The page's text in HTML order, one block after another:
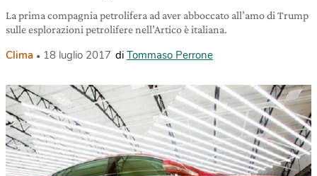
La prima compagnia petrolifera ad aver abboccato all’amo di Trump
sulle esplorazioni petrolifere nell’Artico è italiana.
Clima 18 luglio 2017 di Tommaso Perrone